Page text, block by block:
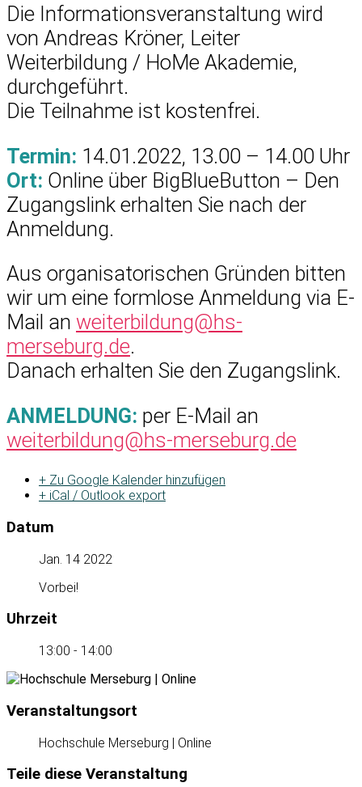
Die Informationsveranstaltung wird
von Andreas Kröner, Leiter
Weiterbildung / HoMe Akademie,
durchgeführt.
Die Teilnahme ist kostenfrei.
Termin: 14.01.2022, 13.00 – 14.00 Uhr
Ort: Online über BigBlueButton – Den
Zugangslink erhalten Sie nach der
Anmeldung.
Aus organisatorischen Gründen bitten
wir um eine formlose Anmeldung via E-
Mail an weiterbildung@hs-
merseburg.de.
Danach erhalten Sie den Zugangslink.
ANMELDUNG: per E-Mail an
weiterbildung@hs-merseburg.de
+ Zu Google Kalender hinzufügen
+ iCal / Outlook export
Datum
Jan. 14 2022
Vorbei!
Uhrzeit
13:00 - 14:00
Veranstaltungsort
Hochschule Merseburg | Online
Teile diese Veranstaltung